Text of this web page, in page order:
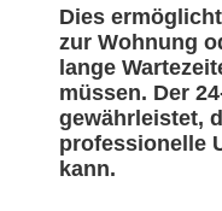
Dies
zur Wohnung
lange
müssen. Der
gewährleistet,
professionelle
kann.